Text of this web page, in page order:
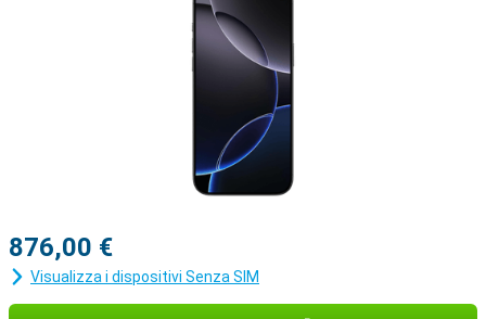
Una nuova serie di telefoni è naturalmente accompagnata da una
nuova versione di iOS. Ciò significa che tutto ciò che fate in un
giorno è un po' più facile grazie alle nuove funzioni di iOS 18. È
esempio personalizzando le app e i widget.
L'iPhone 16 Pro si integra facilmente con l'ecosistema Apple. Ad
esempio, è possibile utilizzare lo smartphone con l'Apple Watch
accoppiate il vostro dispositivo con gli Apple Airpods Per esempio,
passare dall'ascolto della vostra musica preferita alla risposta a
una chiamata sarà più facile.
876,00 €
Visualizza i dispositivi Senza SIM